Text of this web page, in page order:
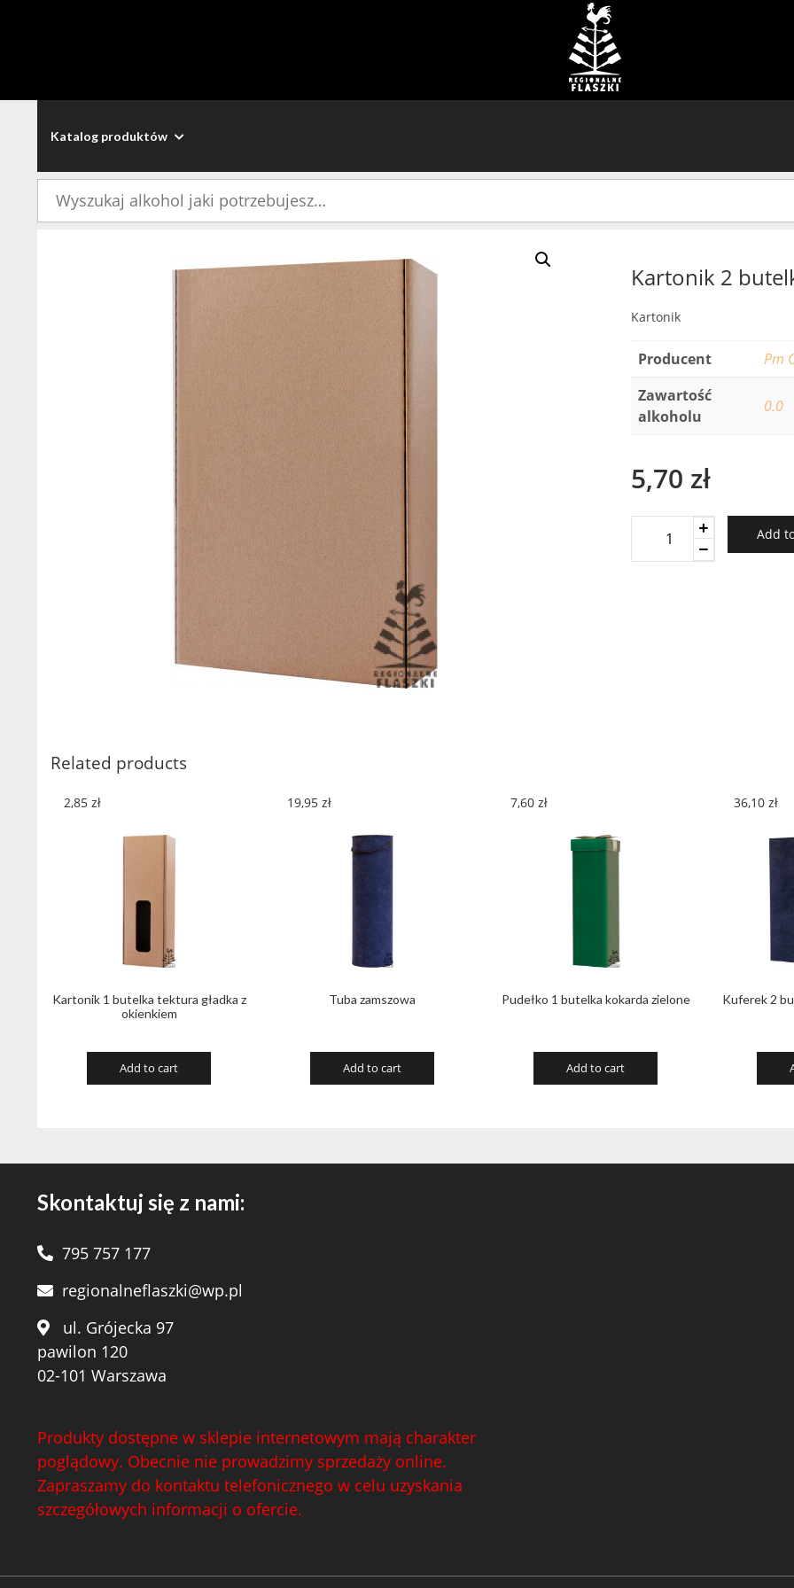
Katalog produktów
Kartonik 2
Kartonik
Producent
Pm
Zawartość
alkoholu
0.0
5,70 zł
Add
Related products
Kartonik 1 butelka tektura gładka z
okienkiem
2,85 zł
Add to cart
Tuba zamszowa
19,95 zł
Add to cart
Pudełko 1 butelka kokarda zielone
7,60 zł
Add to cart
Kuferek 2
36,10 zł
Skontaktuj się z nami:
795 757 177
regionalneflaszki@wp.pl
ul. Grójecka 97
pawilon 120
02-101 Warszawa
Produkty dostępne w sklepie internetowym mają charakter
poglądowy. Obecnie nie prowadzimy sprzedaży online.
Zapraszamy do kontaktu telefonicznego w celu uzyskania
szczegółowych informacji o ofercie.